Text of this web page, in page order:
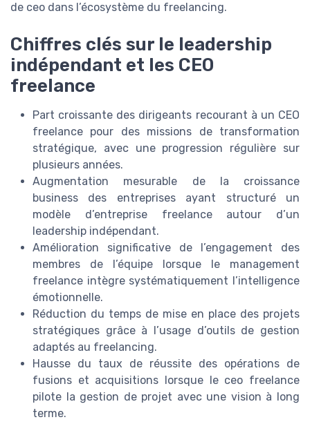
de ceo dans l’écosystème du freelancing.
Chiffres clés sur le leadership
indépendant et les CEO
freelance
Part croissante des dirigeants recourant à un CEO
freelance pour des missions de transformation
stratégique, avec une progression régulière sur
plusieurs années.
Augmentation mesurable de la croissance
business des entreprises ayant structuré un
modèle d’entreprise freelance autour d’un
leadership indépendant.
Amélioration significative de l’engagement des
membres de l’équipe lorsque le management
freelance intègre systématiquement l’intelligence
émotionnelle.
Réduction du temps de mise en place des projets
stratégiques grâce à l’usage d’outils de gestion
adaptés au freelancing.
Hausse du taux de réussite des opérations de
fusions et acquisitions lorsque le ceo freelance
pilote la gestion de projet avec une vision à long
terme.